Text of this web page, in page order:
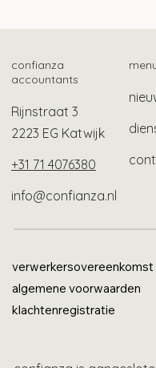
confianza
accountants
Rijnstraat 3
2223 EG Katwijk
+31 71 4076380
info@confianza.nl
verwerkersovereenkomst
algemene voorwaarden
klachtenregistratie